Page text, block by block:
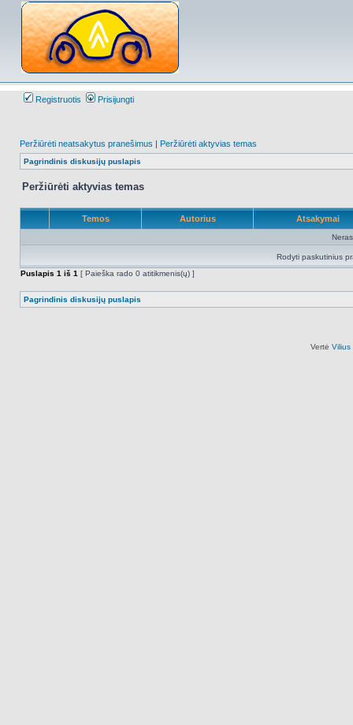
Registruotis Prisijungti
Peržiūrėti neatsakytus pranešimus | Peržiūrėti aktyvias temas
Pagrindinis diskusijų puslapis
Peržiūrėti aktyvias temas
Temos Autorius Atsakymai
Rodyti paskutinius
Puslapis 1 iš 1 [ Paieška rado 0 atitikmenis(ų) ]
Pagrindinis diskusijų puslapis
Vertė Vilius